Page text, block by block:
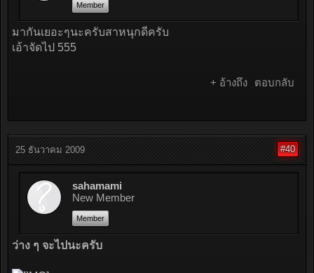
Member
มากันเยอะๆนะครับสาหนุกดีครับ
เอ้าจัดไป 555
+ อ้างถึง ตอบกลับ
25 ธันวาคม 2009 #40
sahamami
New Member
Member
ว่าง ๆ จะไปนะครับ